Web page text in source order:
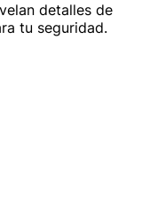
detalles de
tu seguridad.